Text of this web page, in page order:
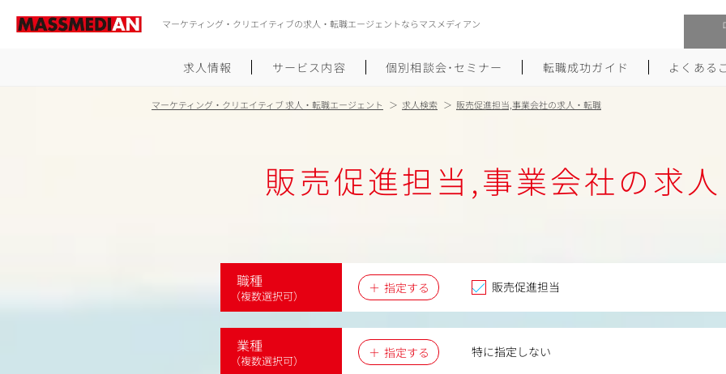
マーケティング・クリエイティブの求人・転職エージェントならマスメディアン
求人情報 サービス内容 個別相談会･セミナー 転職成功ガイド
履歴書のつくり方
面接対策
未経験から広告業界への転職
大手広告会社への転職
Uターン･Iターン転職
よくある
マーケティング・クリエイティブ 求人・転職エージェント 求人検索 販売促進担当,事業会社の求人・転職
販売促進担当,事業会社の求
職種
（複数選択可）
指定する 販売促進担当
業種
（複数選択可）
指定する 特に指定しない